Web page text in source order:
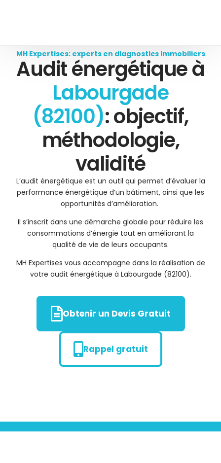
MH Expertises: experts en diagnostics immobiliers
Audit énergétique à
Labourgade
(82100): objectif,
méthodologie,
validité
L’audit énergétique est un outil qui permet d’évaluer la
performance énergétique d’un bâtiment, ainsi que les
opportunités d’amélioration.
Il s’inscrit dans une démarche globale pour réduire les
consommations d’énergie tout en améliorant la
qualité de vie de leurs occupants.
MH Expertises vous accompagne dans la réalisation de
votre audit énergétique à Labourgade (82100).
Obtenir un Devis Gratuit
Rappel gratuit